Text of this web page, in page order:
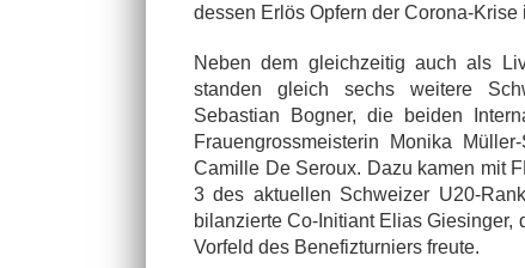
dessen Erlös Opfern der Corona-
Neben dem gleichzeitig auch als
standen gleich sechs weitere
Sebastian Bogner, die beiden
Frauengrossmeisterin Monika
Camille De Seroux. Dazu kamen mit
3 des aktuellen Schweizer U20-
bilanzierte Co-Initiant Elias
Vorfeld des Benefizturniers freute.